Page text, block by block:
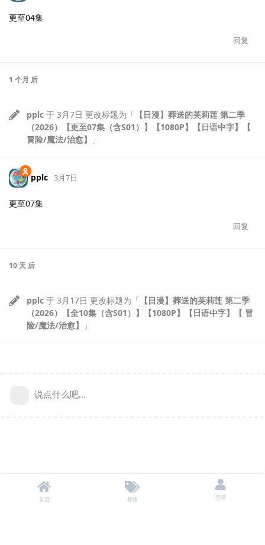
更至04集
回复
1 个月 后
pplc 于 3月7日 更改标题为「 【日漫】葬送的芙莉莲 第二季
（2026）【更至07集（含S01）】【1080P】【日语中字】【
冒险/魔法/治愈】
」
pplc 3月7日
更至07集
回复
10 天 后
pplc 于 3月17日 更改标题为「 【日漫】葬送的芙莉莲 第二季
（2026）【全10集（含S01）】【1080P】【日语中字】【 冒
险/魔法/治愈】
」
说点什么吧...
首页 标签 登录